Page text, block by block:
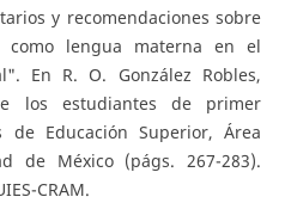
y recomendaciones sobre
como lengua materna en el
En R. O. González Robles,
los estudiantes de primer
Educación Superior, Área
de México (págs. 267-283).
CRAM.